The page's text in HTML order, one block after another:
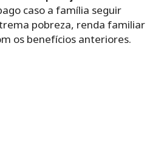
caso a família seguir
pobreza, renda familiar
os benefícios anteriores.